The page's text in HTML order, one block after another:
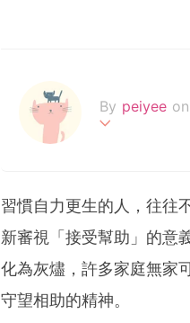
By peiyee
習慣自力更生的人，往往
新審視「接受幫助」的意
化為灰燼，許多家庭無家
守望相助的精神。